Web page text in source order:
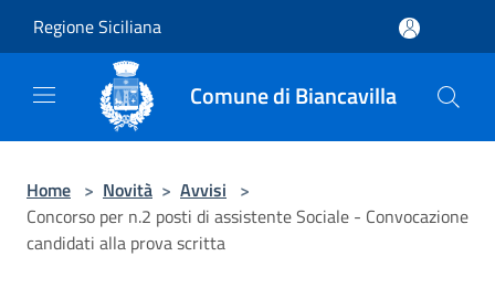
Regione Siciliana
Comune di Biancavilla
Home > Novità > Avvisi >
Concorso per n.2 posti di assistente Sociale - Convocazione
candidati alla prova scritta